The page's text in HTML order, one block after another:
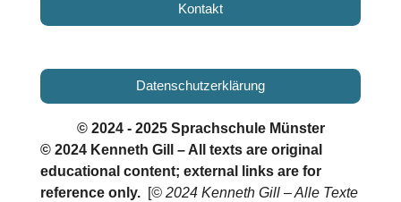
Kontakt
Datenschutzerklärung
© 2024 - 2025 Sprachschule Münster
© 2024 Kenneth Gill – All texts are original
educational content; external links are for
reference only. [© 2024 Kenneth Gill – Alle Texte